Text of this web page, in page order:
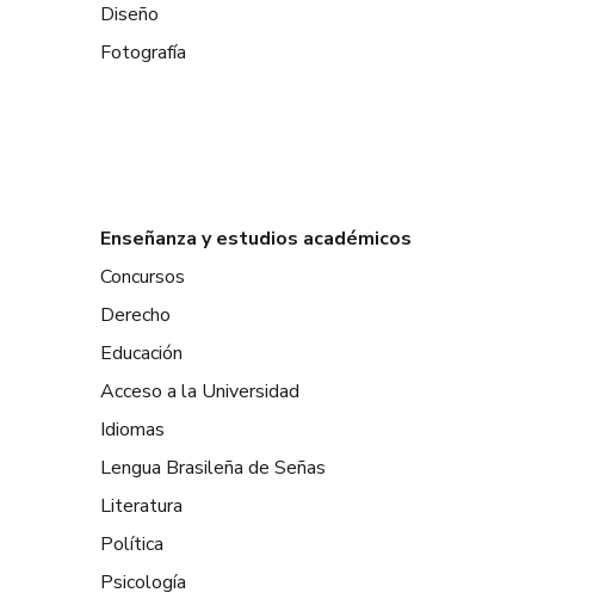
Diseño
Fotografía
Enseñanza y estudios académicos
Concursos
Derecho
Educación
Acceso a la Universidad
Idiomas
Lengua Brasileña de Señas
Literatura
Política
Psicología